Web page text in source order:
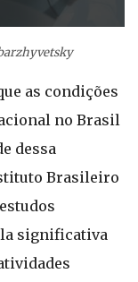
as condições
no Brasil
dessa
Brasileiro
significativa